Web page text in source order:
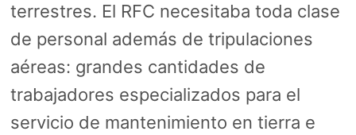
terrestres. El RFC necesitaba toda clase
de personal además de tripulaciones
aéreas: grandes cantidades de
trabajadores especializados para el
servicio de mantenimiento en tierra e